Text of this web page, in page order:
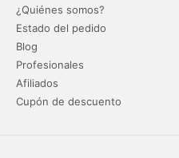
¿Quiénes somos?
Estado del pedido
Blog
Profesionales
Afiliados
Cupón de descuento